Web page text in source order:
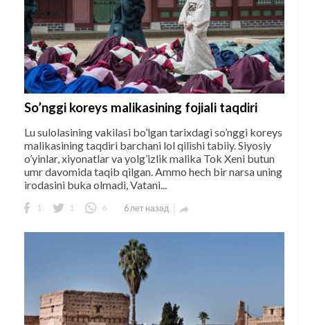
So’nggi koreys malikasining fojiali taqdiri
Lu sulolasining vakilasi bo’lgan tarixdagi so’nggi koreys
malikasining taqdiri barchani lol qilishi tabiiy. Siyosiy
o’yinlar, xiyonatlar va yolg’izlik malika Tok Xeni butun
umr davomida taqib qilgan. Ammo hech bir narsa uning
irodasini buka olmadi, Vatani...
1 1 6 6 лет назад 